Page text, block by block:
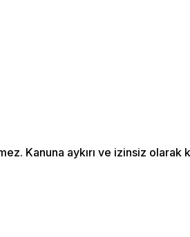
Kanuna aykırı ve izinsiz olarak